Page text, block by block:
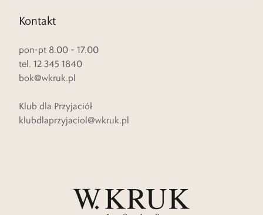
Kontakt
pon-pt 8.00 – 17.00
tel. 12 345 1840
bok@wkruk.pl
Klub dla Przyjaciół
klubdlaprzyjaciol@wkruk.pl